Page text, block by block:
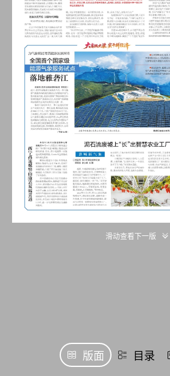
滑动查看下一版
版面 目录